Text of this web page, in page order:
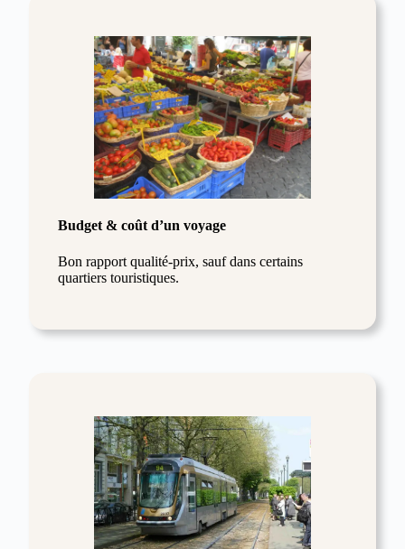
Budget & coût d’un voyage
Bon rapport qualité-prix, sauf dans certains
quartiers touristiques.